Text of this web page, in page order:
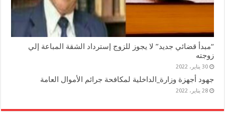
“مبدأ قضائي جديد” لا يجوز للزوج إسترداد الشقة المباعة إلي
زوجته
30 يناير، 2022
جهود أجهزة وزارة_الداخلية لمكافحة جرائم الأموال العامة
28 يناير، 2022